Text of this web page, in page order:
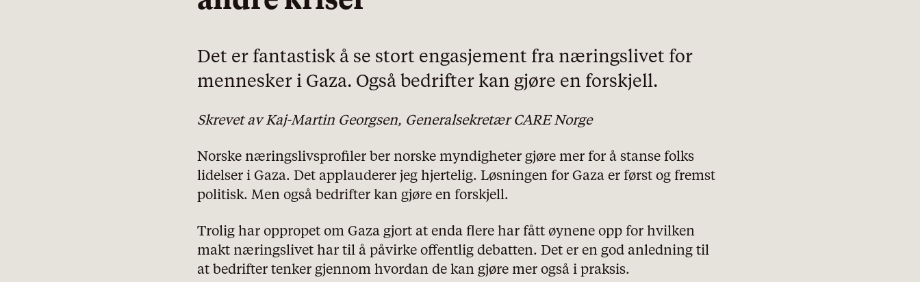
Det er fantastisk å se stort engasjement fra næringslivet for
mennesker i Gaza. Også bedrifter kan gjøre en forskjell.
Skrevet av Kaj-Martin Georgsen, Generalsekretær CARE Norge
Norske næringslivsprofiler ber norske myndigheter gjøre mer for å stanse folks
lidelser i Gaza. Det applauderer jeg hjertelig. Løsningen for Gaza er først og fremst
politisk. Men også bedrifter kan gjøre en forskjell.
Trolig har oppropet om Gaza gjort at enda flere har fått øynene opp for hvilken
makt næringslivet har til å påvirke offentlig debatten. Det er en god anledning til
at bedrifter tenker gjennom hvordan de kan gjøre mer også i praksis.